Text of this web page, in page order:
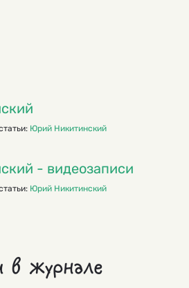
Юрий Никитинский
- видеозаписи
Юрий Никитинский
в журнале